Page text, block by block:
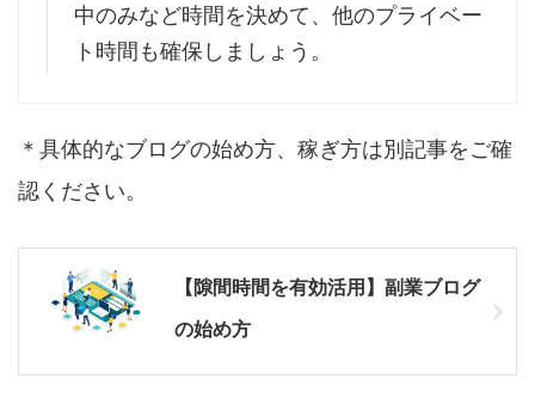
中のみなど時間を決めて、他のプライベー
ト時間も確保しましょう。
＊具体的なブログの始め方、稼ぎ方は別記事をご確
認ください。
【隙間時間を有効活用】副業ブログ
の始め方